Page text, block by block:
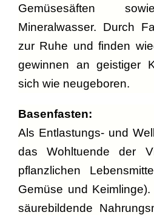
Gemüsesäften
Mineralwasser. Durch
zur Ruhe und finden
gewinnen an geistiger
sich wie neugeboren.
Basenfasten:
Als Entlastungs- und
das Wohltuende der
pflanzlichen
Gemüse und
säurebildende